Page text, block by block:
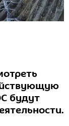
будут